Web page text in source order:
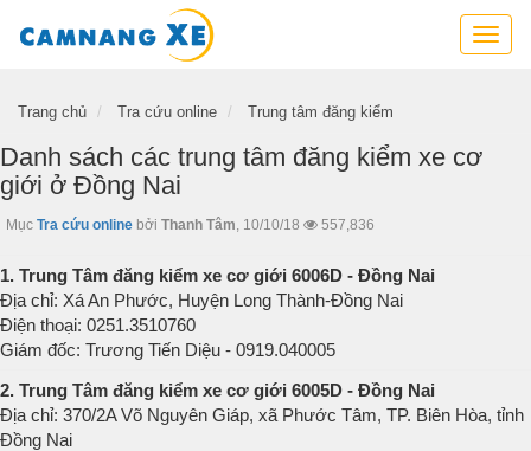
Cẩm
Trang chủ Tra cứu online Trung tâm đăng kiểm
Danh sách các trung tâm đăng kiểm xe cơ
giới ở Đồng Nai
Mục Tra cứu online bởi Thanh Tâm, 10/10/18 557,836
1. Trung Tâm đăng kiểm xe cơ giới 6006D - Đồng Nai
Địa chỉ: Xá An Phước, Huyện Long Thành-Đồng Nai
Điện thoại: 0251.3510760
Giám đốc: Trương Tiến Diệu - 0919.040005
2. Trung Tâm đăng kiểm xe cơ giới 6005D - Đồng Nai
Địa chỉ: 370/2A Võ Nguyên Giáp, xã Phước Tâm, TP. Biên Hòa, tỉnh
Đồng Nai